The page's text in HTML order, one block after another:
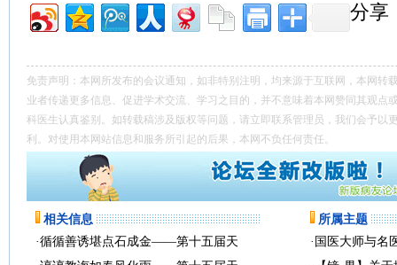
分享
免责声明：本网所发布的会议通知，如非特别注明，均来源于互联网，本网转
业者传递更多信息、促进学术交流、学习之目的，并不意味着本网赞同其观点
科医生认真鉴别。如转载稿涉及版权等问题，请立即联系管理员，我们会予以
利。对使用本网站信息和服务所引起的后果，本网不负任何责任。
相关信息
·循循善诱堪点石成金——第十五届天
所属主题
· 国医大师与名